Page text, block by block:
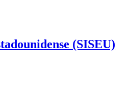
(SISEU)